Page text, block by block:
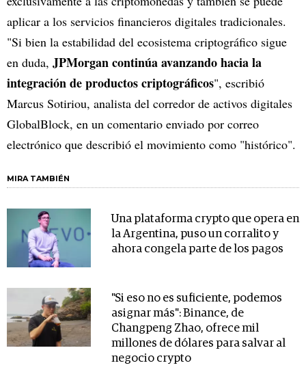
aplicar a los servicios financieros digitales tradicionales.
"Si bien la estabilidad del ecosistema criptográfico sigue
en duda, JPMorgan continúa avanzando hacia la
integración de productos criptográficos", escribió
Marcus Sotiriou, analista del corredor de activos digitales
GlobalBlock, en un comentario enviado por correo
electrónico que describió el movimiento como "histórico".
MIRA TAMBIÉN
Una plataforma crypto que opera en
la Argentina, puso un corralito y
ahora congela parte de los pagos
"Si eso no es suficiente, podemos
asignar más": Binance, de
Changpeng Zhao, ofrece mil
millones de dólares para salvar al
negocio crypto